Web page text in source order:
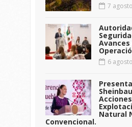
7
Avances
6
Natural
Convencional.